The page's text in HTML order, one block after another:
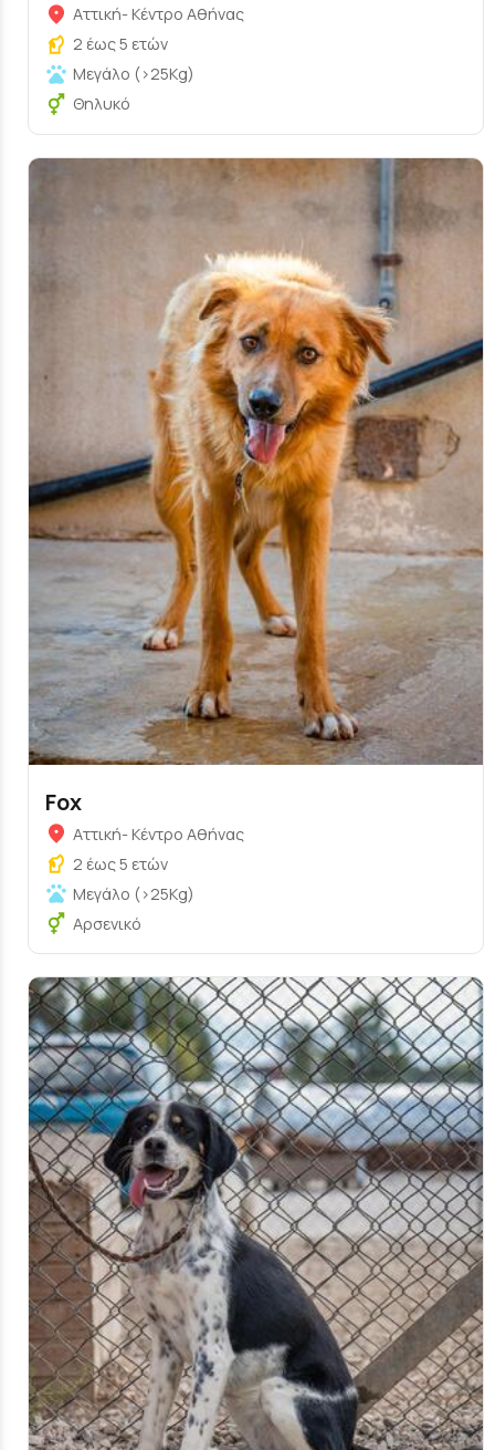
Αττική- Κέντρο Αθήνας
2 έως 5 ετών
Μεγάλο (>25Kg)
Θηλυκό
Fox
Αττική- Κέντρο Αθήνας
2 έως 5 ετών
Μεγάλο (>25Kg)
Αρσενικό